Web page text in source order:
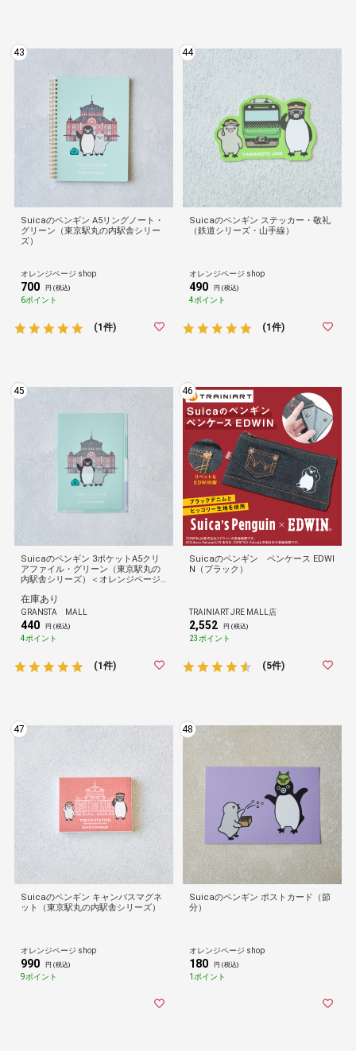
43
Suicaのペンギン A5リングノート・
グリーン（東京駅丸の内駅舎シリー
ズ）
オレンジページ shop
700 円 (税込)
6ポイント
(1件)
44
Suicaのペンギン ステッカー・敬礼
（鉄道シリーズ・山手線）
オレンジページ shop
490 円 (税込)
4ポイント
(1件)
45
Suicaのペンギン 3ポケットA5クリ
アファイル・グリーン（東京駅丸の
内駅舎シリーズ）＜オレンジページ
在庫あり
GRANSTA MALL
440 円 (税込)
4ポイント
(1件)
46
Suicaのペンギン ペンケース EDWI
N（ブラック）
TRAINIART JRE MALL店
2,552 円 (税込)
23ポイント
(5件)
47
Suicaのペンギン キャンバスマグネ
ット（東京駅丸の内駅舎シリーズ）
オレンジページ shop
990 円 (税込)
9ポイント
48
Suicaのペンギン ポストカード（節
分）
オレンジページ shop
180 円 (税込)
1ポイント